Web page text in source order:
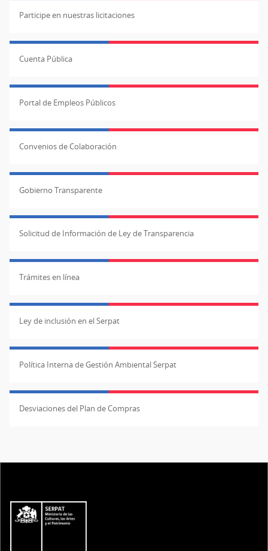
Participe en nuestras licitaciones
Cuenta Pública
Portal de Empleos Públicos
Convenios de Colaboración
Gobierno Transparente
Solicitud de Información de Ley de Transparencia
Trámites en línea
Ley de inclusión en el Serpat
Política Interna de Gestión Ambiental Serpat
Desviaciones del Plan de Compras